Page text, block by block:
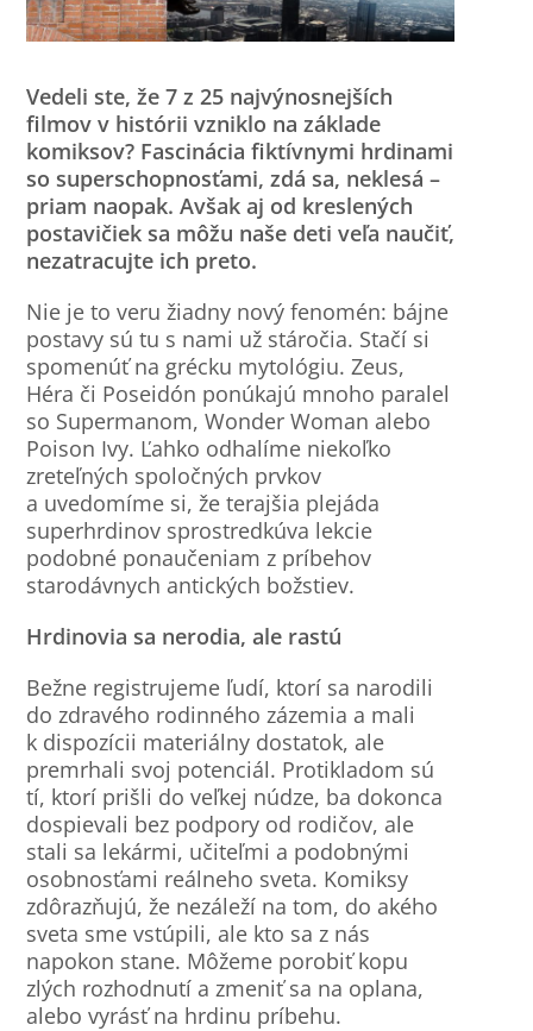
Vedeli ste, že 7 z 25 najvýnosnejších
filmov v histórii vzniklo na základe
komiksov? Fascinácia fiktívnymi hrdinami
so superschopnosťami, zdá sa, neklesá –
priam naopak. Avšak aj od kreslených
postavičiek sa môžu naše deti veľa naučiť,
nezatracujte ich preto.
Nie je to veru žiadny nový fenomén: bájne
postavy sú tu s nami už stáročia. Stačí si
spomenúť na grécku mytológiu. Zeus,
Héra či Poseidón ponúkajú mnoho paralel
so Supermanom, Wonder Woman alebo
Poison Ivy. Ľahko odhalíme niekoľko
zreteľných spoločných prvkov
a uvedomíme si, že terajšia plejáda
superhrdinov sprostredkúva lekcie
podobné ponaučeniam z príbehov
starodávnych antických božstiev.
Hrdinovia sa nerodia, ale rastú
Bežne registrujeme ľudí, ktorí sa narodili
do zdravého rodinného zázemia a mali
k dispozícii materiálny dostatok, ale
premrhali svoj potenciál. Protikladom sú
tí, ktorí prišli do veľkej núdze, ba dokonca
dospievali bez podpory od rodičov, ale
stali sa lekármi, učiteľmi a podobnými
osobnosťami reálneho sveta. Komiksy
zdôrazňujú, že nezáleží na tom, do akého
sveta sme vstúpili, ale kto sa z nás
napokon stane. Môžeme porobiť kopu
zlých rozhodnutí a zmeniť sa na oplana,
alebo vyrásť na hrdinu príbehu.